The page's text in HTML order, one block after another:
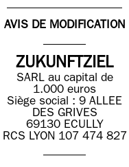
AVIS DE MODIFICATION
ZUKUNFTZIEL
SARL au capital de
1.000 euros
Siège social : 9 ALLEE
DES GRIVES
69130 ECULLY
RCS LYON 107 474 827